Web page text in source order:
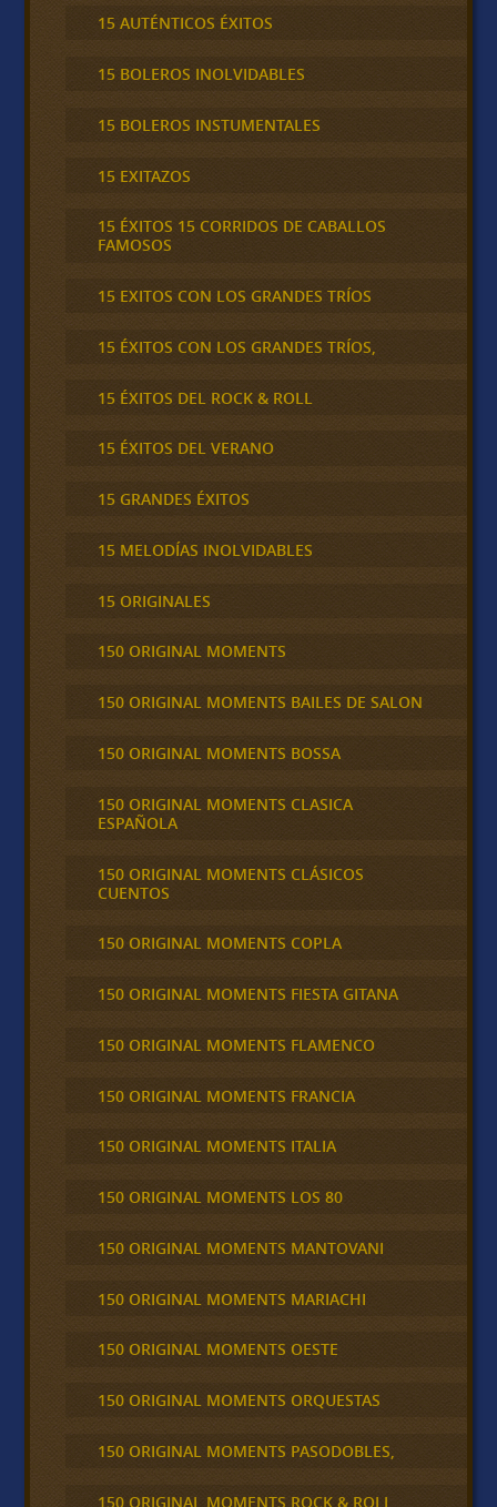
15 AUTÉNTICOS ÉXITOS
15 BOLEROS INOLVIDABLES
15 BOLEROS INSTUMENTALES
15 EXITAZOS
15 ÉXITOS 15 CORRIDOS DE CABALLOS
FAMOSOS
15 EXITOS CON LOS GRANDES TRÍOS
15 ÉXITOS CON LOS GRANDES TRÍOS,
15 ÉXITOS DEL ROCK & ROLL
15 ÉXITOS DEL VERANO
15 GRANDES ÉXITOS
15 MELODÍAS INOLVIDABLES
15 ORIGINALES
150 ORIGINAL MOMENTS
150 ORIGINAL MOMENTS BAILES DE SALON
150 ORIGINAL MOMENTS BOSSA
150 ORIGINAL MOMENTS CLASICA
ESPAÑOLA
150 ORIGINAL MOMENTS CLÁSICOS
CUENTOS
150 ORIGINAL MOMENTS COPLA
150 ORIGINAL MOMENTS FIESTA GITANA
150 ORIGINAL MOMENTS FLAMENCO
150 ORIGINAL MOMENTS FRANCIA
150 ORIGINAL MOMENTS ITALIA
150 ORIGINAL MOMENTS LOS 80
150 ORIGINAL MOMENTS MANTOVANI
150 ORIGINAL MOMENTS MARIACHI
150 ORIGINAL MOMENTS OESTE
150 ORIGINAL MOMENTS ORQUESTAS
150 ORIGINAL MOMENTS PASODOBLES,
150 ORIGINAL MOMENTS ROCK & ROLL